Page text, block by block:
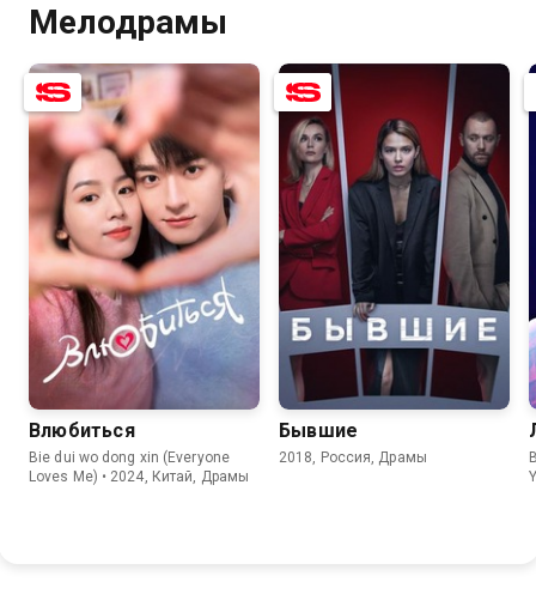
Мелодрамы
7.9 7.2
Влюбиться
Bie dui wo dong xin (Everyone
Loves Me) • 2024, Китай, Драмы
7.8 7.1
Бывшие
2018, Россия, Драмы